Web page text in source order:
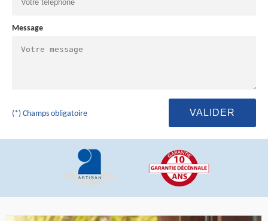
Message
(*) Champs obligatoire